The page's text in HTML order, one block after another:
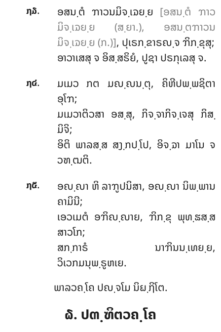
໗໓. ອສນ຺ຕໍຠາວນມິຈ຺ເຉຍ຺ຍ [ອສນ຺ຕໍ ຠາວ
ມິຈ຺ເຉຍ຺ຍ (ສ຺ຍາ.), ອສນ຺ຕຠາວນ
ມິຈ຺ເຉຍ຺ຍ (ກ.)], ປຸເຣກ຺ຂາຣຎ຺ຈ ຠິກ຺ຂຸສຸ;
ອາວາເສສຸ ຈ ອິສ຺ສຣິຍໍ, ປູຊາ ປຣກຸເລສຸ ຈ.
໗໔. ມເມວກຕ ມຎ຺ຎນ຺ຕຸ, ຄິຫີປພ຺ພຊິຕາ
ອຸໂຠ;
ມເມວາຕິວສາ ອສ຺ສຸ, ກິຈ຺ຈາກິຈ຺ເຈສຸ ກິສ຺
ມິຈິ;
ອິຕິ ພາລສ຺ສ ສງ຺ກປ຺ໂປ, ອິຈ຺ຉາ ມາໂນ ຈ
ວຑ຺ຒຕິ.
໗໕.
ອຎ຺ຎາ ຫິ ລາຠູປນິສາ, ອຎ຺ຎາ ນິພ຺ພານ
ຄາມິນີ;
ເອວເມຕໍ ອຠິຎ຺ຎາຍ, ຠິກ຺ຂຸ ພຸທ຺ຘສ຺ສ
ສາວໂກ;
ສກ຺ກາຣໍ ນາຠິນນ຺ເທຍ຺ຍ,
ວິເວກມນຸພ຺ຣູຫເຍ.
ພາລວຄ຺ໂຄ ປຎ຺ຈໂມ ນິຏ຺ຐິໂຕ.
໖. ປຓ຺ຑິຕວຄ຺ໂຄ